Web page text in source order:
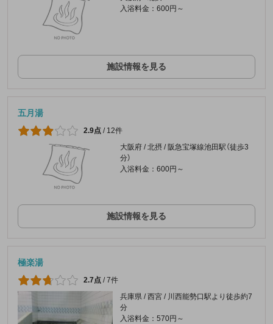
入浴料金：600円～
施設情報を見る
五月湯
2.9点 / 12件
大阪府 / 北摂 / 阪急宝塚線池田駅（徒歩3
分）
入浴料金：600円～
施設情報を見る
極楽湯
2.7点 /7件
兵庫県 / 西宮 / 川西能勢口駅より徒歩約7
分
入浴料金：570円～